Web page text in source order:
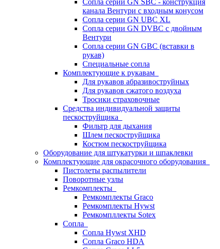
Сопла серии GN SBC - конструкция
канала Вентури c входным конусом
Сопла серии GN UBC XL
Сопла серии GN DVBC с двойным
Вентури
Сопла серии GN GBC (вставки в
рукав)
Специальные сопла
Комплектующие к рукавам
Для рукавов абразивоструйных
Для рукавов сжатого воздуха
Тросики страховочные
Средства индивидуальной защиты
пескоструйщика
Фильтр для дыхания
Шлем пескоструйщика
Костюм пескоструйщика
Оборудование для штукатурки и шпаклевки
Комплектующие для окрасочного оборудования
Пистолеты распылители
Поворотные узлы
Ремкомплекты
Ремкомплекты Graco
Ремкомплекты Hywst
Ремкомпллекты Sotex
Сопла
Сопла Hywst XHD
Сопла Graco HDA